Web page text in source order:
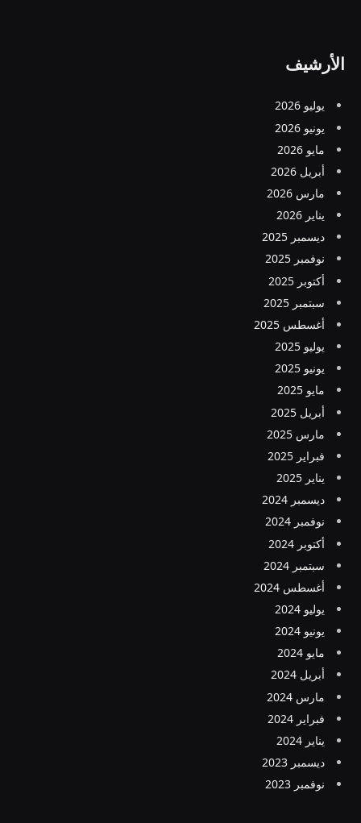
الأرشيف
يوليو 2026
يونيو 2026
مايو 2026
أبريل 2026
مارس 2026
يناير 2026
ديسمبر 2025
نوفمبر 2025
أكتوبر 2025
سبتمبر 2025
أغسطس 2025
يوليو 2025
يونيو 2025
مايو 2025
أبريل 2025
مارس 2025
فبراير 2025
يناير 2025
ديسمبر 2024
نوفمبر 2024
أكتوبر 2024
سبتمبر 2024
أغسطس 2024
يوليو 2024
يونيو 2024
مايو 2024
أبريل 2024
مارس 2024
فبراير 2024
يناير 2024
ديسمبر 2023
نوفمبر 2023